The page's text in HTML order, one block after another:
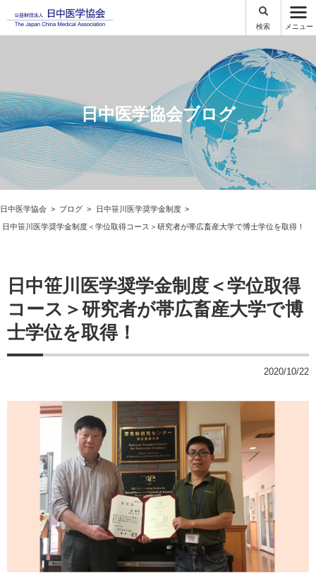
検索 メニュー
日中医学協会ブログ
日中医学協会 ブログ 日中笹川医学奨学金制度
日中笹川医学奨学金制度＜学位取得コース＞研究者が帯広畜産大学で博士学位を取得！
日中笹川医学奨学金制度＜学位取得
コース＞研究者が帯広畜産大学で博
士学位を取得！
2020/10/22